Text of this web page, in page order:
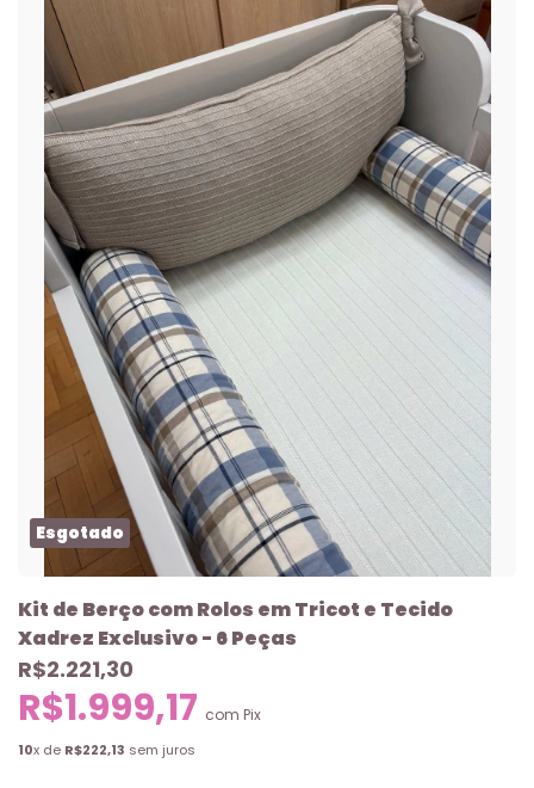
Esgotado
Kit de Berço com Rolos em Tricot e Tecido
Xadrez Exclusivo - 6 Peças
R$2.221,30
R$1.999,17 com Pix
10x de R$222,13 sem juros